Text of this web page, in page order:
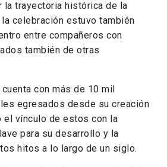
la trayectoria histórica de la
celebración estuvo también
entre compañeros con
también de otras
con más de 10 mil
egresados desde su creación
el vínculo de estos con la
para su desarrollo y la
hitos a lo largo de un siglo.